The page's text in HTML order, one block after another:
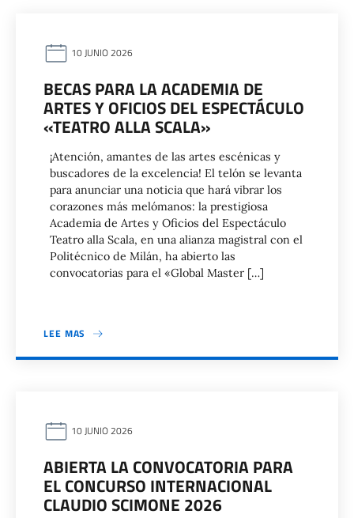
10 JUNIO 2026
BECAS PARA LA ACADEMIA DE
ARTES Y OFICIOS DEL ESPECTÁCULO
«TEATRO ALLA SCALA»
¡Atención, amantes de las artes escénicas y
buscadores de la excelencia! El telón se levanta
para anunciar una noticia que hará vibrar los
corazones más melómanos: la prestigiosa
Academia de Artes y Oficios del Espectáculo
Teatro alla Scala, en una alianza magistral con el
Politécnico de Milán, ha abierto las
convocatorias para el «Global Master […]
LEE MAS
10 JUNIO 2026
ABIERTA LA CONVOCATORIA PARA
EL CONCURSO INTERNACIONAL
CLAUDIO SCIMONE 2026